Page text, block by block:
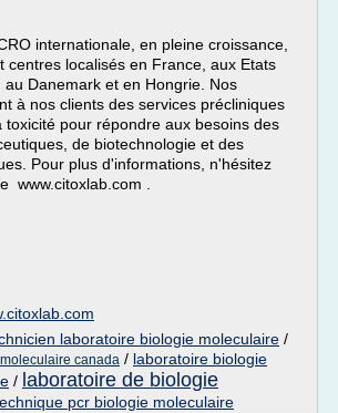
internationale, en pleine croissance,
centres localisés en France, aux Etats
au Danemark et en Hongrie. Nos
à nos clients des services précliniques
toxicité pour répondre aux besoins des
de biotechnologie et des
Pour plus d'informations, n'hésitez
www.citoxlab.com .
laboratoire biologie moleculaire /
canada / laboratoire biologie
/ laboratoire de biologie
pcr biologie moleculaire